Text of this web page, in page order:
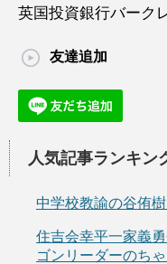
英国投資銀行バーク
友達追加
人気記事ランキン
中学校教諭の谷侑
住吉会幸平一家義
ゴンリーダーのち